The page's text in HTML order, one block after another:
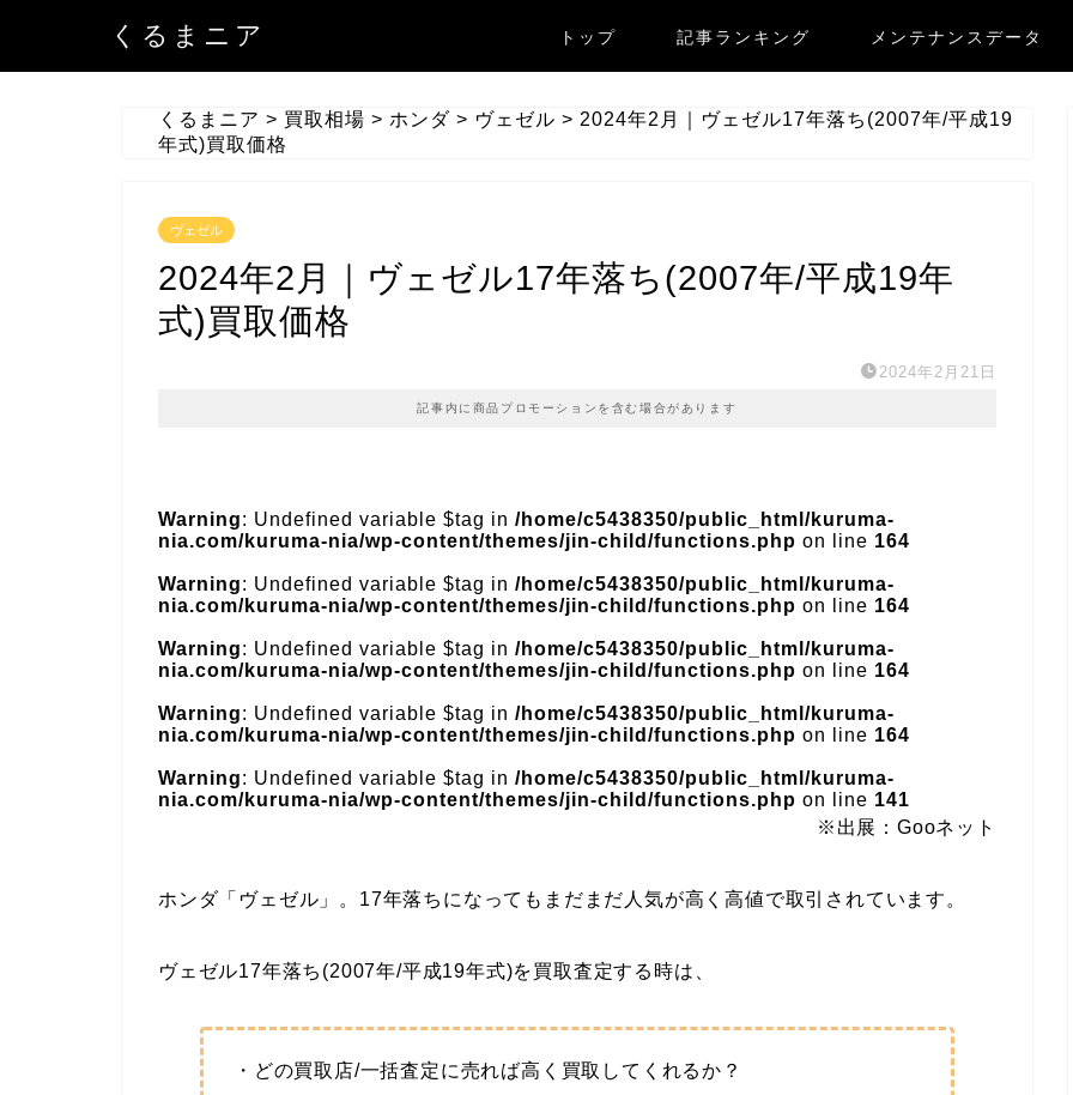
くるまニア トップ 記事ランキング メンテナンスデータ
くるまニア > 買取相場 > ホンダ > ヴェゼル > 2024年2月｜ヴェゼル17年落ち(2007年/平成19
年式)買取価格
ヴェゼル
2024年2月｜ヴェゼル17年落ち(2007年/平成19年
式)買取価格
2024年2月21日
記事内に商品プロモーションを含む場合があります
Warning: Undefined variable $tag in /home/c5438350/public_html/kuruma-
nia.com/kuruma-nia/wp-content/themes/jin-child/functions.php on line 164
Warning: Undefined variable $tag in /home/c5438350/public_html/kuruma-
nia.com/kuruma-nia/wp-content/themes/jin-child/functions.php on line 164
Warning: Undefined variable $tag in /home/c5438350/public_html/kuruma-
nia.com/kuruma-nia/wp-content/themes/jin-child/functions.php on line 164
Warning: Undefined variable $tag in /home/c5438350/public_html/kuruma-
nia.com/kuruma-nia/wp-content/themes/jin-child/functions.php on line 164
Warning: Undefined variable $tag in /home/c5438350/public_html/kuruma-
nia.com/kuruma-nia/wp-content/themes/jin-child/functions.php on line 141
※出展：Gooネット
ホンダ「ヴェゼル」。17年落ちになってもまだまだ人気が高く高値で取引されています。
ヴェゼル17年落ち(2007年/平成19年式)を買取査定する時は、
・どの買取店/一括査定に売れば高く買取してくれるか？